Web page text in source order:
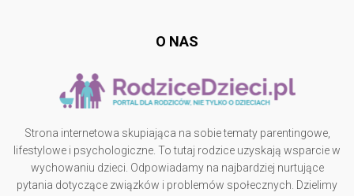
O NAS
Strona internetowa skupiająca na sobie tematy parentingowe,
lifestylowe i psychologiczne. To tutaj rodzice uzyskają wsparcie w
wychowaniu dzieci. Odpowiadamy na najbardziej nurtujące
pytania dotyczące związków i problemów społecznych. Dzielimy